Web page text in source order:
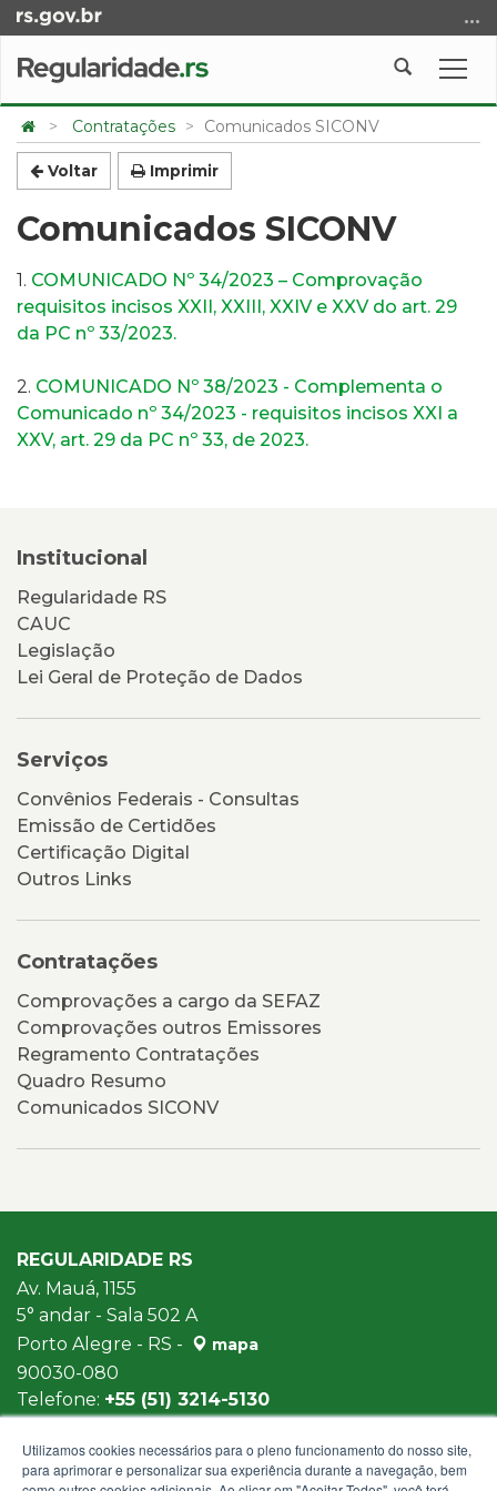
para
para
busca
Abrir
Início
do
conteúdo
Contratações Comunicados SICONV
Voltar Imprimir
Comunicados SICONV
1. COMUNICADO Nº 34/2023 – Comprovação
requisitos incisos XXII, XXIII, XXIV e XXV do art. 29
da PC nº 33/2023.
2. COMUNICADO Nº 38/2023 - Complementa o
Comunicado nº 34/2023 - requisitos incisos XXI a
XXV, art. 29 da PC nº 33, de 2023.
Institucional
Regularidade RS
CAUC
Legislação
Lei Geral de Proteção de Dados
Serviços
Convênios Federais - Consultas
Emissão de Certidões
Certificação Digital
Outros Links
Contratações
Comprovações a cargo da SEFAZ
Comprovações outros Emissores
Regramento Contratações
Quadro Resumo
Comunicados SICONV
REGULARIDADE RS
Av. Mauá, 1155
5° andar - Sala 502 A
Porto Alegre - RS -
mapa
90030-080
Telefone: +55 (51) 3214-5130
13h30min às 18h
E-mail:regularidaders@sefaz.rs.gov.br
Utilizamos cookies necessários para o pleno funcionamento do nosso site,
para aprimorar e personalizar sua experiência durante a navegação, bem